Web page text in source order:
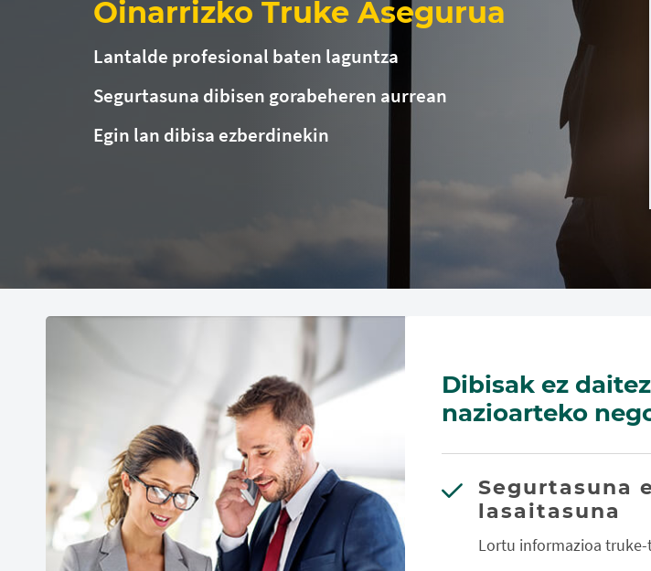
Oinarrizko Truke Asegurua
Lantalde profesional baten laguntza
Segurtasuna dibisen gorabeheren aurrean
Egin lan dibisa ezberdinekin
Dibisak ez
nazioarteko
Segurtasuna
lasaitasuna
Lortu informazioa